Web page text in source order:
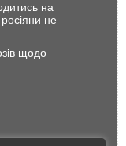
на
не
щодо